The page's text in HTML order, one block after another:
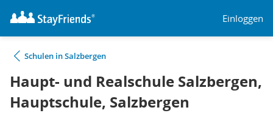
Einloggen
Schulen in Salzbergen
Haupt- und Realschule Salzbergen,
Hauptschule, Salzbergen